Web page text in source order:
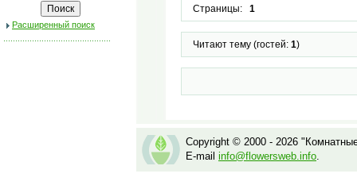
Расширенный поиск
Страницы: 1
Читают тему (гостей: 1)
Copyright © 2000 - 2026
E-mail info@flowersweb.info.